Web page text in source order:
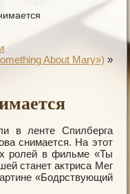
About Mary») »
в ленте Спилберга
снимается. На этот
ролей в фильме «Ты
станет актриса Мег
«Бодрствующий